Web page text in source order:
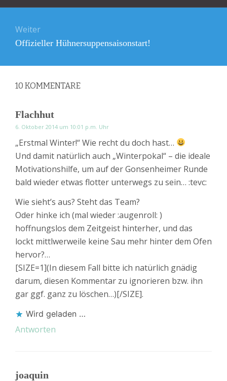
Weiter
Nächster
Offizieller Hühnersuppensaisonstart!
10 KOMMENTARE
Flachhut
6. Oktober 2014 um 10:01 p.m. Uhr
„Erstmal Winter!“ Wie recht du doch hast…
Und damit natürlich auch „Winterpokal“ – die ideale
Motivationshilfe, um auf der Gonsenheimer Runde
bald wieder etwas flotter unterwegs zu sein… :tevc:
Wie sieht’s aus? Steht das Team?
Oder hinke ich (mal wieder :augenroll: )
hoffnungslos dem Zeitgeist hinterher, und das
lockt mittlwerweile keine Sau mehr hinter dem Ofen
hervor?…
[SIZE=1](In diesem Fall bitte ich natürlich gnädig
darum, diesen Kommentar zu ignorieren bzw. ihn
gar ggf. ganz zu löschen…)[/SIZE].
Wird geladen …
Antworten
joaquin